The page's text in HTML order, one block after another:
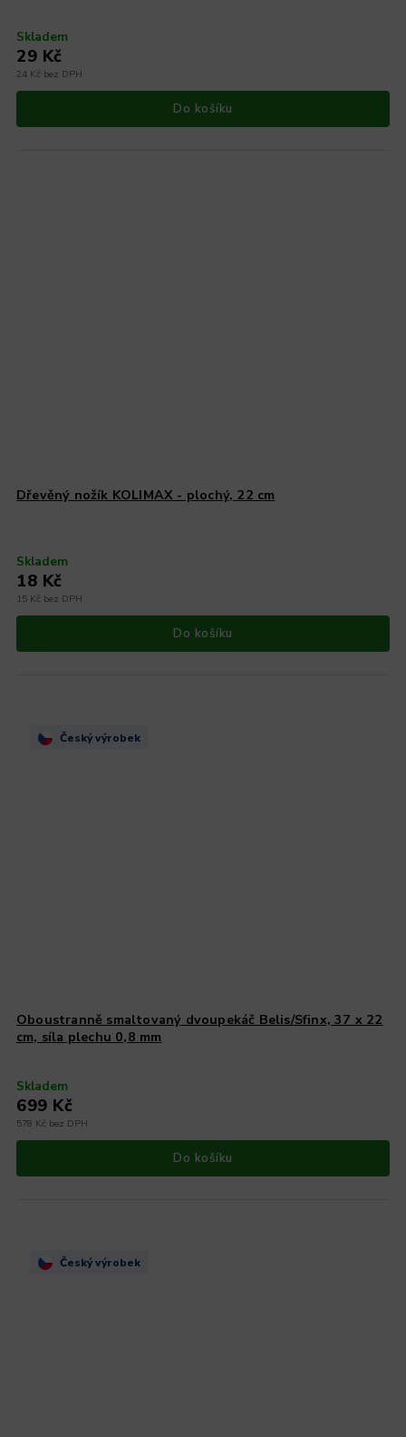
Skladem
24 Kč bez DPH
29 Kč
Do košíku
Dřevěný nožík KOLIMAX - plochý, 22 cm
Skladem
15 Kč bez DPH
18 Kč
Do košíku
Český výrobek
Oboustranně smaltovaný dvoupekáč Belis/Sfinx, 37 x 22
cm, síla plechu 0,8 mm
Skladem
578 Kč bez DPH
699 Kč
Do košíku
Český výrobek